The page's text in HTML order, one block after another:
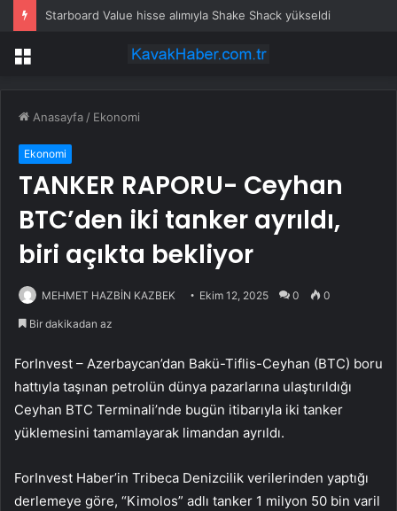
Starboard Value hisse alımıyla Shake Shack yükseldi
Menü
Anasayfa / Ekonomi
Ekonomi
TANKER RAPORU- Ceyhan
BTC’den iki tanker ayrıldı,
biri açıkta bekliyor
MEHMET HAZBİN KAZBEK Ekim 12, 2025 0 0
Bir dakikadan az
ForInvest – Azerbaycan’dan Bakü-Tiflis-Ceyhan (BTC) boru
hattıyla taşınan petrolün dünya pazarlarına ulaştırıldığı
Ceyhan BTC Terminali’nde bugün itibarıyla iki tanker
yüklemesini tamamlayarak limandan ayrıldı.
ForInvest Haber’in Tribeca Denizcilik verilerinden yaptığı
derlemeye göre, “Kimolos” adlı tanker 1 milyon 50 bin varil